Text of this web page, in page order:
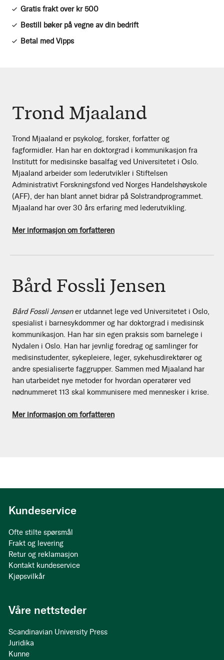
Gratis frakt over kr 500
Bestill bøker på vegne av din bedrift
Betal med Vipps
Trond Mjaaland
Trond Mjaaland er psykolog, forsker, forfatter og
fagformidler. Han har en doktorgrad i kommunikasjon fra
Institutt for medisinske basalfag ved Universitetet i Oslo.
Mjaaland arbeider som lederutvikler i Stiftelsen
Administrativt Forskningsfond ved Norges Handelshøyskole
(AFF), der han blant annet bidrar på Solstrandprogrammet.
Mjaaland har over 30 års erfaring med lederutvikling.
Mer informasjon om forfatteren
Bård Fossli Jensen
Bård Fossli Jensener utdannet lege ved Universitetet i Oslo,
spesialist i barnesykdommer og har doktorgrad i medisinsk
kommunikasjon. Han har sin egen praksis som barnelege i
Nydalen i Oslo. Han har jevnlig foredrag og samlinger for
medisinstudenter, sykepleiere, leger, sykehusdirektører og
andre spesialiserte faggrupper. Sammen med Mjaaland har
han utarbeidet nye metoder for hvordan operatører ved
nødnummeret 113 skal kommunisere med mennesker i krise.
Mer informasjon om forfatteren
Kundeservice
Ofte stilte spørsmål
Frakt og levering
Retur og reklamasjon
Kontakt kundeservice
Kjøpsvilkår
Våre nettsteder
Scandinavian University Press
Juridika
Kunne